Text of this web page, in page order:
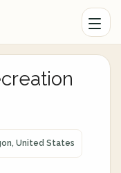
United States